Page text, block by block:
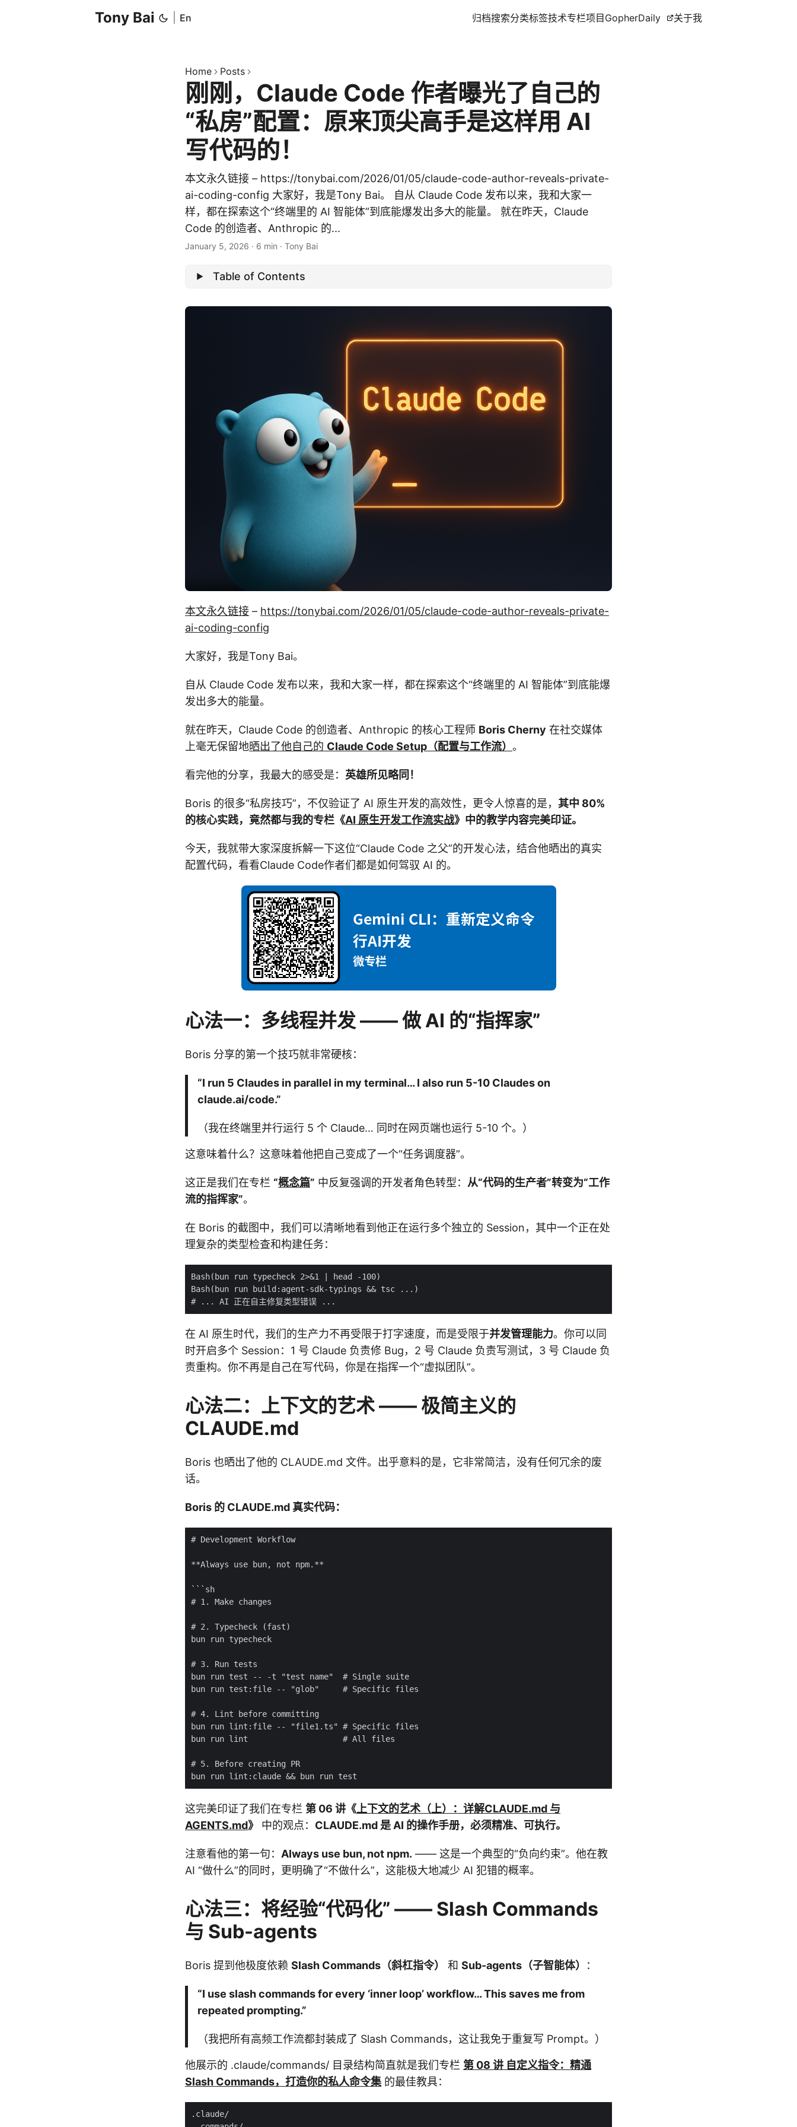
Tony Bai En 归档搜索分类标签技术专栏项目 GopherDaily 关于我
Home Posts
刚刚，Claude Code 作者曝光了自己的
“私房”配置：原来顶尖高手是这样用 AI
写代码的！
本文永久链接 – https://tonybai.com/2026/01/05/claude-code-author-reveals-private-
ai-coding-config 大家好，我是Tony Bai。 自从 Claude Code 发布以来，我和大家一
样，都在探索这个“终端里的 AI 智能体”到底能爆发出多大的能量。 就在昨天，Claude
Code 的创造者、Anthropic 的...
January 5, 2026 · 6 min · Tony Bai
Table of Contents
本文永久链接 – https://tonybai.com/2026/01/05/claude-code-author-reveals-private-
ai-coding-config
大家好，我是Tony Bai。
自从 Claude Code 发布以来，我和大家一样，都在探索这个“终端里的 AI 智能体”到底能爆
发出多大的能量。
就在昨天，Claude Code 的创造者、Anthropic 的核心工程师 Boris Cherny 在社交媒体
上毫无保留地晒出了他自己的 Claude Code Setup（配置与工作流） 。
看完他的分享，我最大的感受是： 英雄所见略同！
Boris 的很多“私房技巧”，不仅验证了 AI 原生开发的高效性，更令人惊喜的是， 其中 80%
的核心实践，竟然都与我的专栏《AI 原生开发工作流实战》中的教学内容完美印证。
今天，我就带大家深度拆解一下这位“Claude Code 之父”的开发心法，结合他晒出的真实
配置代码，看看Claude Code作者们都是如何驾驭 AI 的。
心法一：多线程并发 —— 做 AI 的“指挥家”
Boris 分享的第一个技巧就非常硬核：
“I run 5 Claudes in parallel in my terminal… I also run 5-10 Claudes on
claude.ai/code.”
（我在终端里并行运行 5 个 Claude… 同时在网页端也运行 5-10 个。）
这意味着什么？这意味着他把自己变成了一个“任务调度器”。
这正是我们在专栏 “概念篇” 中反复强调的开发者角色转型： 从“代码的生产者”转变为“工作
流的指挥家”。
在 Boris 的截图中，我们可以清晰地看到他正在运行多个独立的 Session，其中一个正在处
理复杂的类型检查和构建任务：
在 AI 原生时代，我们的生产力不再受限于打字速度，而是受限于并发管理能力。你可以同
时开启多个 Session：1 号 Claude 负责修 Bug，2 号 Claude 负责写测试，3 号 Claude 负
责重构。你不再是自己在写代码，你是在指挥一个“虚拟团队”。
心法二：上下文的艺术 —— 极简主义的
CLAUDE.md
Boris 也晒出了他的 CLAUDE.md 文件。出乎意料的是，它非常简洁，没有任何冗余的废
话。
Boris 的 CLAUDE.md 真实代码：
这完美印证了我们在专栏 第 06 讲《 上下文的艺术（上）：详解CLAUDE.md 与
AGENTS.md》 中的观点： CLAUDE.md 是 AI 的操作手册，必须精准、可执行。
注意看他的第一句： Always use bun, not npm. —— 这是一个典型的“负向约束”。他在教
AI “做什么”的同时，更明确了“不做什么”，这能极大地减少 AI 犯错的概率。
心法三：将经验“代码化” —— Slash Commands
与 Sub-agents
Boris 提到他极度依赖 Slash Commands（斜杠指令） 和 Sub-agents（子智能体） ：
“I use slash commands for every ‘inner loop’ workflow… This saves me from
repeated prompting.”
（我把所有高频工作流都封装成了 Slash Commands，这让我免于重复写 Prompt。）
他展示的 .claude/commands/ 目录结构简直就是我们专栏 第 08 讲 自定义指令：精通
Slash Commands，打造你的私人命令集 的最佳教具：